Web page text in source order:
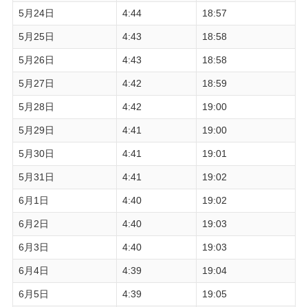
5月24日 4:44 18:57
5月25日 4:43 18:58
5月26日 4:43 18:58
5月27日 4:42 18:59
5月28日 4:42 19:00
5月29日 4:41 19:00
5月30日 4:41 19:01
5月31日 4:41 19:02
6月1日 4:40 19:02
6月2日 4:40 19:03
6月3日 4:40 19:03
6月4日 4:39 19:04
6月5日 4:39 19:05